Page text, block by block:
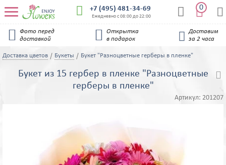
 +7 (495) 481-34-69
Ежедневно с 08:00 до 22:00  
0 

Фото перед
доставкой

Открытка
в подарок

Доставим
за 2 часа
Доставка цветов Букеты Букет "Разноцветные герберы в пленке"
Букет из 15 гербер в пленке "Разноцветные
герберы в пленке"
Артикул: 201207
